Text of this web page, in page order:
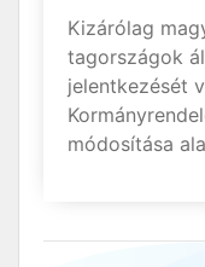
Kizárólag
tagországok
jelentkezését
módosítása